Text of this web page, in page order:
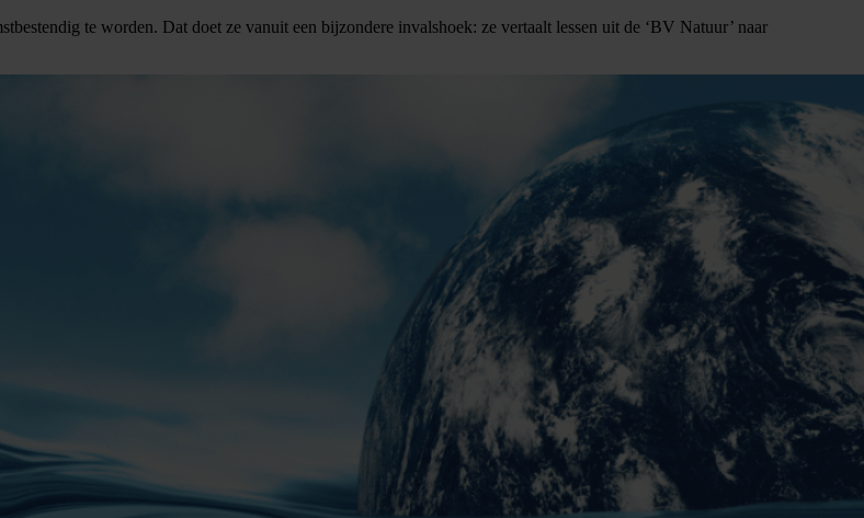
te worden. Dat doet ze vanuit een bijzondere invalshoek: ze vertaalt lessen uit de ‘BV Natuur’ naar